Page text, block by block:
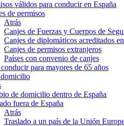
válidos para conducir en España
de permisos
Atrás
Canjes de Fuerzas y Cuerpos de
Canjes de diplomáticos acreditados
Canjes de permisos extranjeros
Países con convenio de canjes
para mayores de 65 años
de domicilio dentro de España
fuera de España
Atrás
Traslado a un país de la Unión